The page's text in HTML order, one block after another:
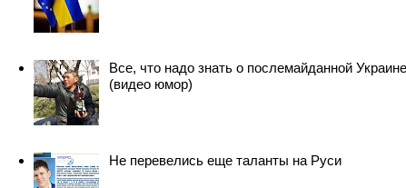
Все, что надо знать о послемайданной Украине
(видео юмор)
Не перевелись еще таланты на Руси